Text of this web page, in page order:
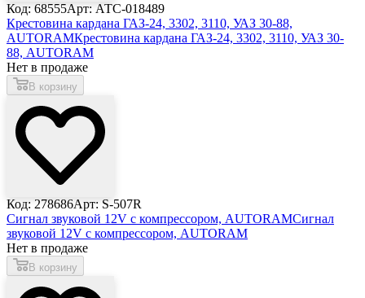
Код: 68555Арт: АТС-018489
Крестовина кардана ГАЗ-24, 3302, 3110, УАЗ 30-88,
AUTORAMКрестовина кардана ГАЗ-24, 3302, 3110, УАЗ 30-
88, AUTORAM
Нет в продаже
В корзину
Код: 278686Арт: S-507R
Сигнал звуковой 12V с компрессором, AUTORAMСигнал
звуковой 12V с компрессором, AUTORAM
Нет в продаже
В корзину